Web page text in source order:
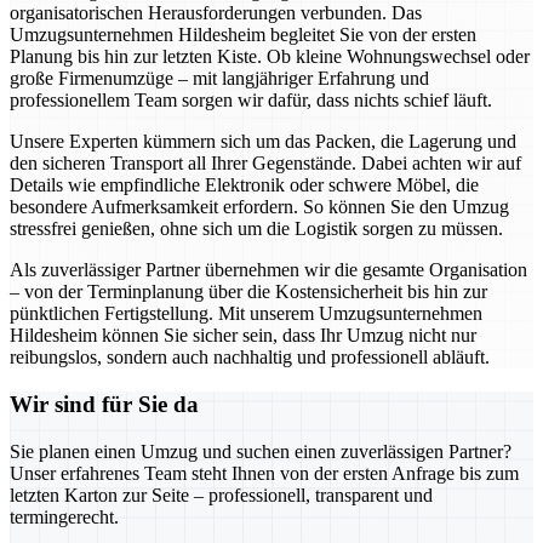
organisatorischen Herausforderungen verbunden. Das
Umzugsunternehmen Hildesheim begleitet Sie von der ersten
Planung bis hin zur letzten Kiste. Ob kleine Wohnungswechsel oder
große Firmenumzüge – mit langjähriger Erfahrung und
professionellem Team sorgen wir dafür, dass nichts schief läuft.
Unsere Experten kümmern sich um das Packen, die Lagerung und
den sicheren Transport all Ihrer Gegenstände. Dabei achten wir auf
Details wie empfindliche Elektronik oder schwere Möbel, die
besondere Aufmerksamkeit erfordern. So können Sie den Umzug
stressfrei genießen, ohne sich um die Logistik sorgen zu müssen.
Als zuverlässiger Partner übernehmen wir die gesamte Organisation
– von der Terminplanung über die Kostensicherheit bis hin zur
pünktlichen Fertigstellung. Mit unserem Umzugsunternehmen
Hildesheim können Sie sicher sein, dass Ihr Umzug nicht nur
reibungslos, sondern auch nachhaltig und professionell abläuft.
Wir sind für Sie da
Sie planen einen Umzug und suchen einen zuverlässigen Partner?
Unser erfahrenes Team steht Ihnen von der ersten Anfrage bis zum
letzten Karton zur Seite – professionell, transparent und
termingerecht.